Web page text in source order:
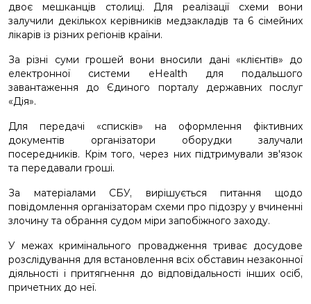
двоє мешканців столиці. Для реалізації схеми вони
залучили декількох керівників медзакладів та 6 сімейних
лікарів із різних регіонів країни.
За різні суми грошей вони вносили дані «клієнтів» до
електронної системи eHealth для подальшого
завантаження до Єдиного порталу державних послуг
«Дія».
Для передачі «списків» на оформлення фіктивних
документів організатори оборудки залучали
посередників. Крім того, через них підтримували зв'язок
та передавали гроші.
За матеріалами СБУ, вирішується питання щодо
повідомлення організаторам схеми про підозру у вчиненні
злочину та обрання судом міри запобіжного заходу.
У межах кримінального провадження триває досудове
розслідування для встановлення всіх обставин незаконної
діяльності і притягнення до відповідальності інших осіб,
причетних до неї.